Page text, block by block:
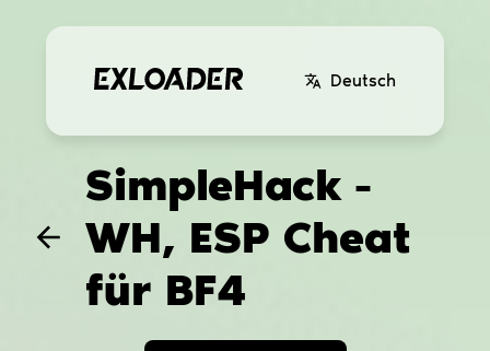
Deutsch
SimpleHack -
WH, ESP Cheat
für BF4